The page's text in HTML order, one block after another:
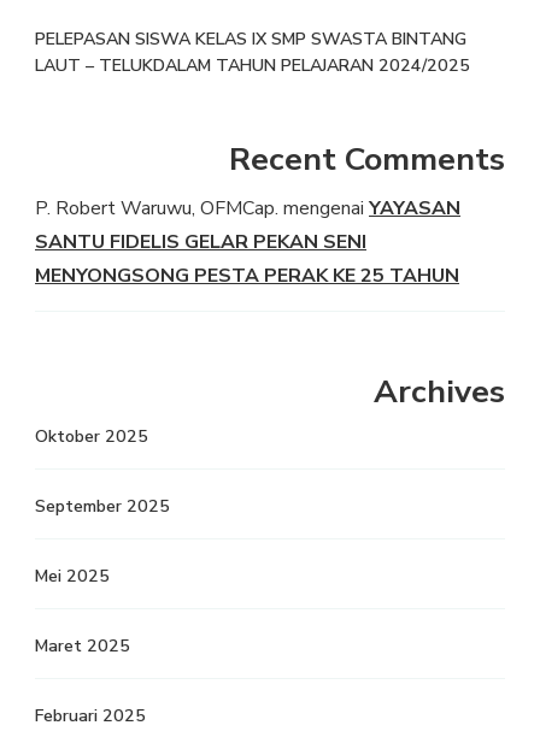
PELEPASAN SISWA KELAS IX SMP SWASTA BINTANG
LAUT – TELUKDALAM TAHUN PELAJARAN 2024/2025
Recent Comments
P. Robert Waruwu, OFMCap. mengenai YAYASAN
SANTU FIDELIS GELAR PEKAN SENI
MENYONGSONG PESTA PERAK KE 25 TAHUN
Archives
Oktober 2025
September 2025
Mei 2025
Maret 2025
Februari 2025